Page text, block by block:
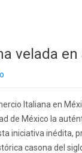
velada
Italiana en
de México la
iniciativa inédita,
casona del